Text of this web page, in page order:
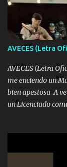
duele no tenerte
cantamos y por ti
contigo fui muy
adoro
AVECES (Letra
AVECES (Letra
me enciendo un
bien apestosa A
un Licenciado
corriente no
A veces me